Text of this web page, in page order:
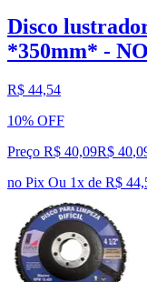
Disco
*350mm* -
R$ 44,54
10% OFF
Preço R$ 40,09R$ 40,
no Pix Ou 1x de R$